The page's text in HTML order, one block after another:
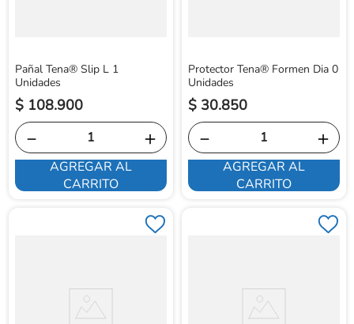
Pañal Tena® Slip L 1
Unidades
$ 108.900
＋
－
AGREGAR AL
CARRITO
Protector Tena® Formen Dia 0
Unidades
$ 30.850
＋
－
AGREGAR AL
CARRITO